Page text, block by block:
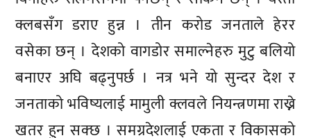
क्लबसँग डराए हुन्न । तीन करोड जनताले हेरर
वसेका छन् । देशको वागडोर समाल्नेहरु मुटु बलियो
बनाएर अघि बढ्नुपर्छ । नत्र भने यो सुन्दर देश र
जनताको भविष्यलाई मामुली क्लवले नियन्त्रणमा राख्ने
खतर हुन सक्छ । समग्रदेशलाई एकता र विकासको